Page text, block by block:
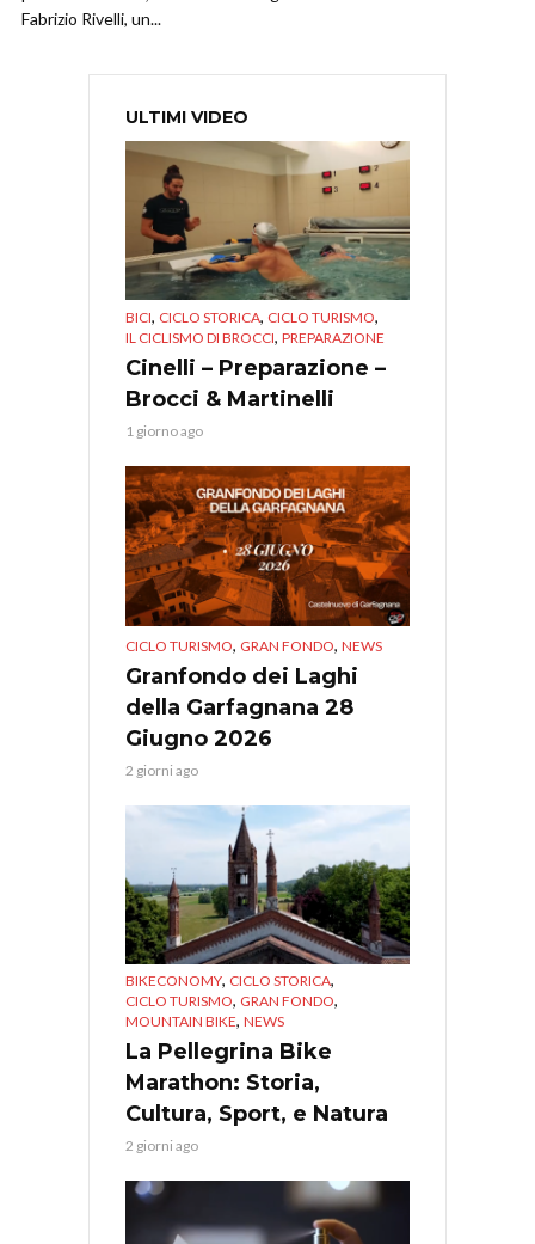
Fabrizio Rivelli, un...
ULTIMI VIDEO
BICI, CICLO STORICA, CICLO TURISMO,
IL CICLISMO DI BROCCI, PREPARAZIONE
Cinelli – Preparazione –
Brocci & Martinelli
1 giorno ago
CICLO TURISMO, GRAN FONDO, NEWS
Granfondo dei Laghi
della Garfagnana 28
Giugno 2026
2 giorni ago
BIKECONOMY, CICLO STORICA,
CICLO TURISMO, GRAN FONDO,
MOUNTAIN BIKE, NEWS
La Pellegrina Bike
Marathon: Storia,
Cultura, Sport, e Natura
2 giorni ago